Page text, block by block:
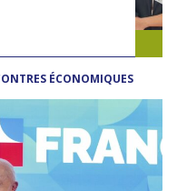
ÉCONOMIQUES